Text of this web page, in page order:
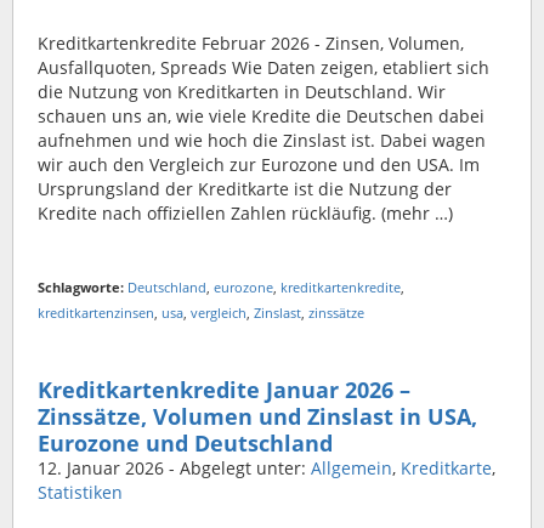
Kreditkartenkredite Februar 2026 - Zinsen, Volumen,
Ausfallquoten, Spreads Wie Daten zeigen, etabliert sich
die Nutzung von Kreditkarten in Deutschland. Wir
schauen uns an, wie viele Kredite die Deutschen dabei
aufnehmen und wie hoch die Zinslast ist. Dabei wagen
wir auch den Vergleich zur Eurozone und den USA. Im
Ursprungsland der Kreditkarte ist die Nutzung der
Kredite nach offiziellen Zahlen rückläufig. (mehr …)
Schlagworte: Deutschland eurozone kreditkartenkredite
kreditkartenzinsen usa vergleich Zinslast zinssätze
Kreditkartenkredite Januar 2026 –
Zinssätze, Volumen und Zinslast in USA,
Eurozone und Deutschland
12. Januar 2026 - Abgelegt unter: Allgemein, Kreditkarte,
Statistiken